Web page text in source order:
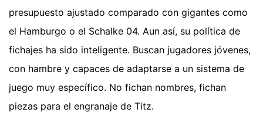
presupuesto ajustado comparado con gigantes como
el Hamburgo o el Schalke 04. Aun así, su política de
fichajes ha sido inteligente. Buscan jugadores jóvenes,
con hambre y capaces de adaptarse a un sistema de
juego muy específico. No fichan nombres, fichan
piezas para el engranaje de Titz.